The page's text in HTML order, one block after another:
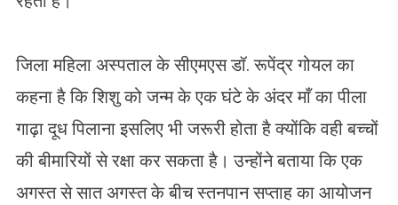
जिला महिला अस्पताल के सीएमएस डॉ. रूपेंद्र गोयल का
कहना है कि शिशु को जन्म के एक घंटे के अंदर माँ का पीला
गाढ़ा दूध पिलाना इसलिए भी जरूरी होता है क्योंकि वही बच्चों
की बीमारियों से रक्षा कर सकता है। उन्होंने बताया कि एक
अगस्त से सात अगस्त के बीच स्तनपान सप्ताह का आयोजन